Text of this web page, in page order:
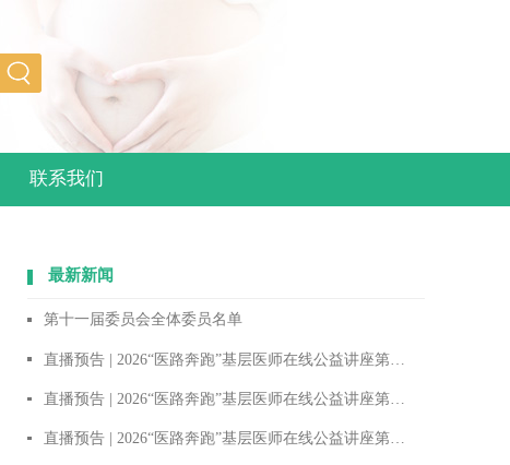
联系我们
最新新闻
第十一届委员会全体委员名单
直播预告 | 2026“医路奔跑”基层医师在线公益讲座第六期——早产儿精细化监护与并发症早期干预
直播预告 | 2026“医路奔跑”基层医师在线公益讲座第五期——围产期感染母胎协同诊疗与规范化防控策略
直播预告 | 2026“医路奔跑”基层医师在线公益讲座第四期——产房新生儿标准化复苏与高危儿院内安全转运